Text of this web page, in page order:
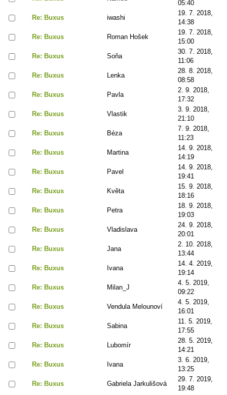
05:40
Re: Buxus
iwashi
19. 7. 2018,
14:38
Re: Buxus
Roman Hošek
19. 7. 2018,
15:00
Re: Buxus
Soňa
30. 7. 2018,
11:06
Re: Buxus
Lenka
28. 8. 2018,
08:58
Re: Buxus
Pavla
2. 9. 2018,
17:32
Re: Buxus
Vlastik
3. 9. 2018,
21:10
Re: Buxus
Béza
7. 9. 2018,
11:23
Re: Buxus
Martina
14. 9. 2018,
14:19
Re: Buxus
Pavel
14. 9. 2018,
19:41
Re: Buxus
Květa
15. 9. 2018,
18:16
Re: Buxus
Petra
18. 9. 2018,
19:03
Re: Buxus
Vladislava
24. 9. 2018,
20:01
Re: Buxus
Jana
2. 10. 2018,
13:44
Re: Buxus
Ivana
14. 4. 2019,
19:14
Re: Buxus
Milan_J
4. 5. 2019,
09:22
Re: Buxus
Vendula Melounoví
4. 5. 2019,
16:01
Re: Buxus
Sabina
11. 5. 2019,
17:55
Re: Buxus
Lubomír
28. 5. 2019,
14:21
Re: Buxus
Ivana
3. 6. 2019,
13:25
Re: Buxus
Gabriela Jarkulišová
29. 7. 2019,
19:48